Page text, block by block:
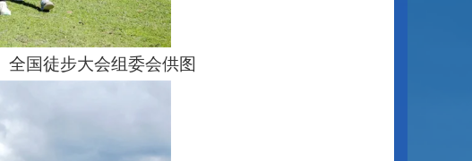
国徒步大会组委会供图